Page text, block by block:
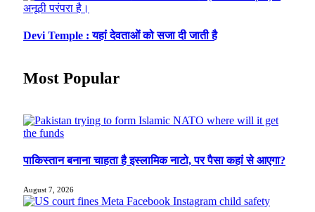
Devi Temple : यहां देवताओं को सजा दी जाती है
Most Popular
पाकिस्तान बनाना चाहता है इस्लामिक नाटो, पर पैसा कहां से आएगा?
August 7, 2026